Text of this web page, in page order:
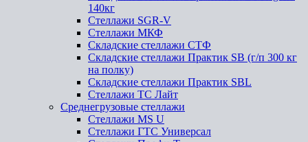
140кг
Стеллажи SGR-V
Стеллажи МКФ
Складские стеллажи СТФ
Складские стеллажи Практик SB (г/п 300 кг
на полку)
Складские стеллажи Практик SBL
Стеллажи ТС Лайт
Среднегрузовые стеллажи
Стеллажи MS U
Стеллажи ГТС Универсал